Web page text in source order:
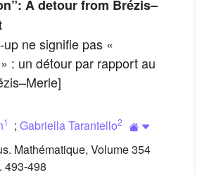
A detour from Brézis–
ne signifie pas «
: un détour par rapport au
1 ; Gabriella Tarantello2
Mathématique, Volume 354
493-498